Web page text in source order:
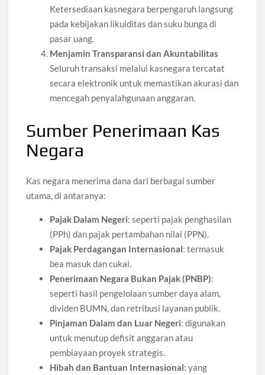
Ketersediaan kasnegara berpengaruh langsung
pada kebijakan likuiditas dan suku bunga di
pasar uang.
Menjamin Transparansi dan Akuntabilitas
Seluruh transaksi melalui kasnegara tercatat
secara elektronik untuk memastikan akurasi dan
mencegah penyalahgunaan anggaran.
Sumber Penerimaan Kas
Negara
Kas negara menerima dana dari berbagai sumber
utama, di antaranya:
Pajak Dalam Negeri: seperti pajak penghasilan
(PPh) dan pajak pertambahan nilai (PPN).
Pajak Perdagangan Internasional: termasuk
bea masuk dan cukai.
Penerimaan Negara Bukan Pajak (PNBP):
seperti hasil pengelolaan sumber daya alam,
dividen BUMN, dan retribusi layanan publik.
Pinjaman Dalam dan Luar Negeri: digunakan
untuk menutup defisit anggaran atau
pembiayaan proyek strategis.
Hibah dan Bantuan Internasional: yang